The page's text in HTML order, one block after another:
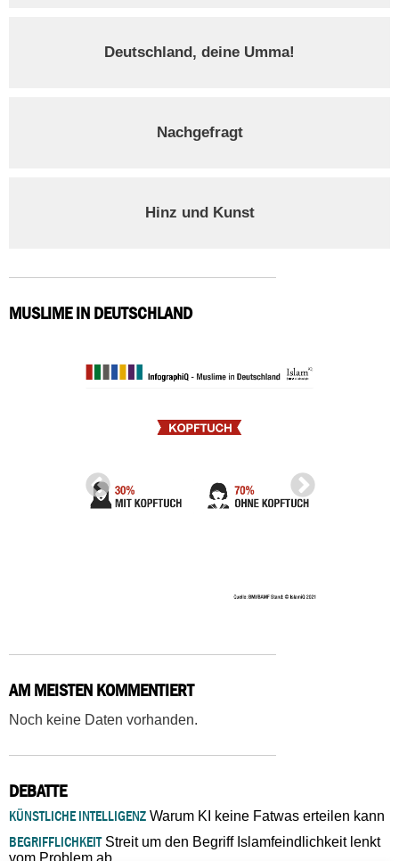
Deutschland, deine Umma!
Nachgefragt
Hinz und Kunst
MUSLIME IN DEUTSCHLAND
AM MEISTEN KOMMENTIERT
Noch keine Daten vorhanden.
DEBATTE
KÜNSTLICHE INTELLIGENZ Warum KI keine Fatwas erteilen kann
BEGRIFFLICHKEITStreit um den Begriff Islamfeindlichkeit lenkt
vom Problem ab